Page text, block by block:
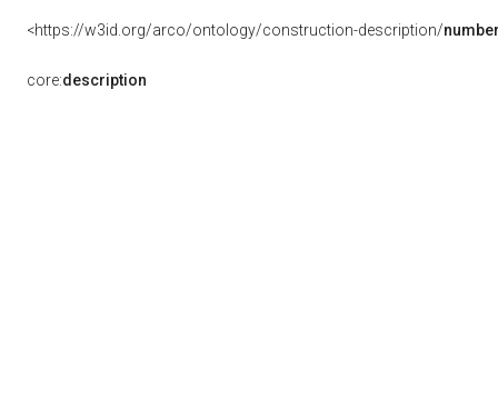
<https://w3id.org/arco/ontology/construction-description/
core:description